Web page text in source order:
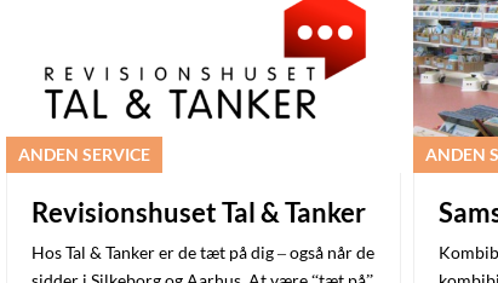
ANDEN SERVICE
Revisionshuset Tal & Tanker
Hos Tal & Tanker er de tæt på dig – også når de
ANDEN